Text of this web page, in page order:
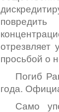
просьбой о
Погиб
года.
Само